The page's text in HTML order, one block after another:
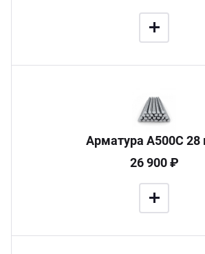
Арматура А500С
26 900 ₽